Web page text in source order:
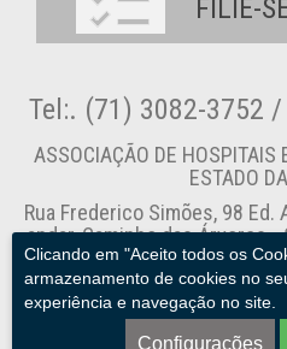
Clicando em "Aceito todos os
armazenamento de cookies no
experiência e navegação no site.
Configurações
FILIE-
Tel:. (71) 3082-3752 /
ASSOCIAÇÃO DE HOSPITAIS
ESTADO
Rua Frederico Simões, 98 Ed.
andar, Caminho das Árvores
774
Canal de